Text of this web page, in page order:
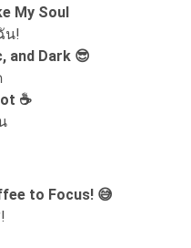
My Soul
น!
and Dark 😎
☕
to Focus! 😅